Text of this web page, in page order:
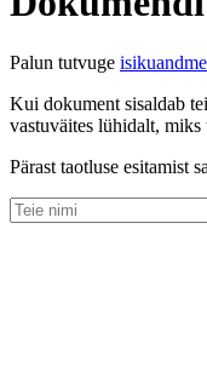
Palun tutvuge
Kui dokument sisaldab
vastuväites lühidalt,
Pärast taotluse esitamist